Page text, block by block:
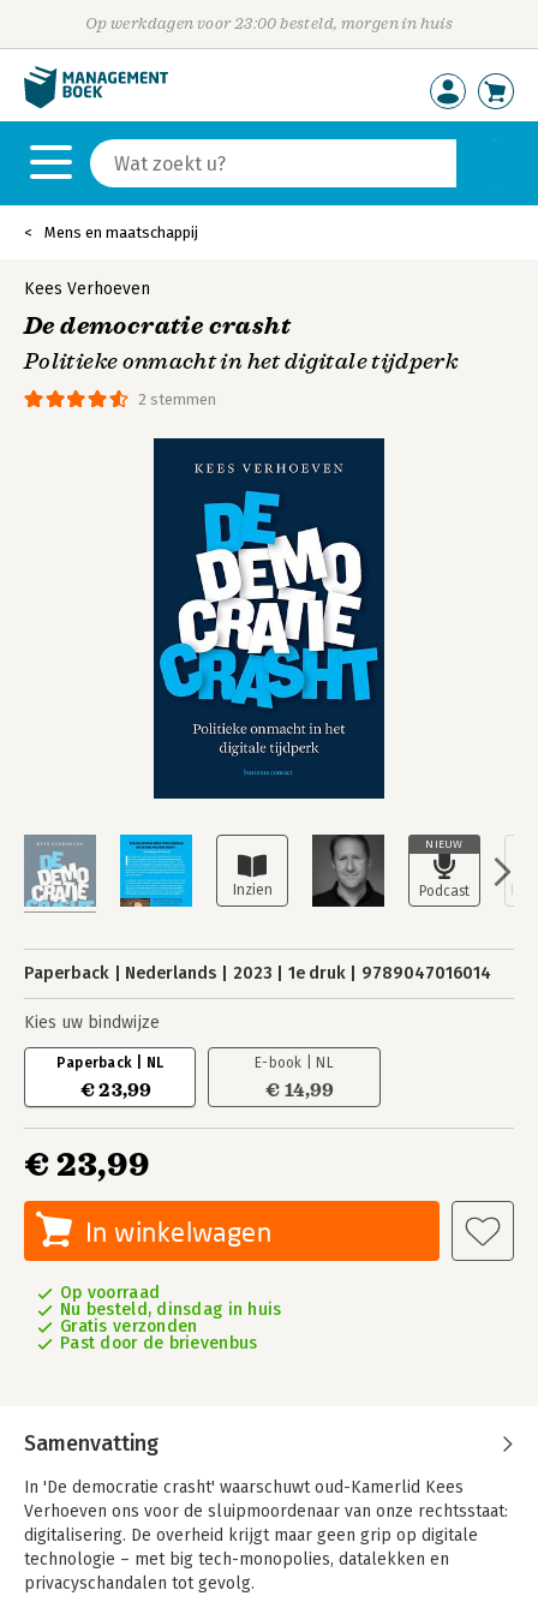
Op werkdagen voor 23:00 besteld, morgen in huis
Mens en maatschappij
NIEUW
2 stemmen
Kees Verhoeven
De democratie crasht
Politieke onmacht in het digitale tijdperk
Paperback Nederlands 2023 1e druk 9789047016014
Kies uw bindwijze
Paperback | NL
€ 23,99
E-book | NL
€ 14,99
€ 23,99
In winkelwagen
Op voorraad
Nu besteld, dinsdag in huis
Gratis verzonden
Past door de brievenbus
Samenvatting
In 'De democratie crasht' waarschuwt oud-Kamerlid Kees
Verhoeven ons voor de sluipmoordenaar van onze rechtsstaat:
digitalisering. De overheid krijgt maar geen grip op digitale
technologie – met big tech-monopolies, datalekken en
privacyschandalen tot gevolg.